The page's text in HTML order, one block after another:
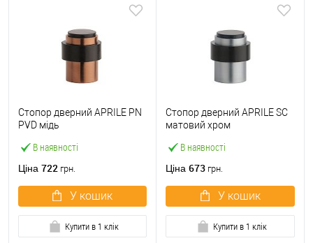
В наявності
Стопор дверний APRILE PN
PVD мідь
Ціна 722 грн.
У кошик
Купити в 1 клік
В наявності
Стопор дверний APRILE SC
матовий хром
Ціна 673 грн.
У кошик
Купити в 1 клік